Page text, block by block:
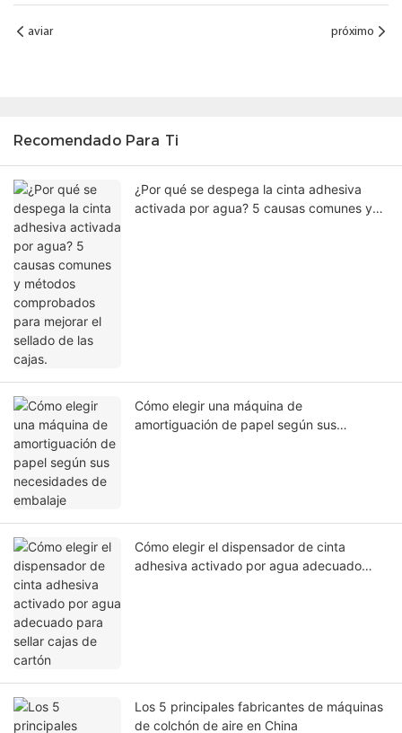
aviar próximo
Recomendado Para Ti
¿Por qué se despega la cinta adhesiva
activada por agua? 5 causas comunes y
Cómo elegir una máquina de
amortiguación de papel según sus
Cómo elegir el dispensador de cinta
adhesiva activado por agua adecuado
Los 5 principales fabricantes de máquinas
de colchón de aire en China